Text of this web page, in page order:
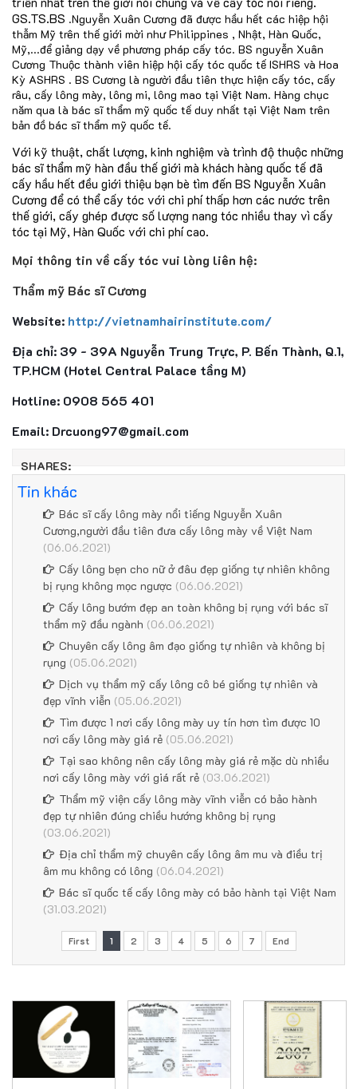
GS.TS.BS .Nguyễn Xuân Cương đã được hầu hết các hiệp hội
thẫm Mỹ trên thế giới mời như Philippines , Nhật, Hàn Quốc,
Mỹ,...để giảng dạy về phương pháp cấy tóc. BS nguyễn Xuân
Cương Thuộc thành viên hiệp hội cấy tóc quốc tế ISHRS và Hoa
Kỳ ASHRS . BS Cương là người đầu tiên thực hiện cấy tóc, cấy
râu, cấy lông mày, lông mi, lông mao tại Việt Nam. Hàng chục
năm qua là bác sĩ thẩm mỹ quốc tế duy nhất tại Việt Nam trên
bản đồ bác sĩ thẩm mỹ quốc tế.
Với kỹ thuật, chất lượng, kinh nghiệm và trình độ thuộc những
bác sĩ thẩm mỹ hàn đầu thế giới mà khách hàng quốc tế đã
cấy hầu hết đều giới thiệu bạn bè tìm đến BS Nguyễn Xuân
Cương để có thể cấy tóc với chi phí thấp hơn các nước trên
thế giới, cấy ghép được số lượng nang tóc nhiều thay vì cấy
tóc tại Mỹ, Hàn Quốc với chi phí cao.
Mọi thông tin về cấy tóc vui lòng liên hệ:
Thẩm mỹ Bác sĩ Cương
Website: http://vietnamhairinstitute.com/
Địa chỉ: 39 - 39A Nguyễn Trung Trực, P. Bến Thành, Q.1,
TP.HCM (Hotel Central Palace tầng M)
Hotline: 0908 565 401
Email: Drcuong97@gmail.com
SHARES:
Tin khác
Bác sĩ cấy lông mày nổi tiếng Nguyễn Xuân
Cương,người đầu tiên đưa cấy lông mày về Việt Nam
(06.06.2021)
Cấy lông bẹn cho nữ ở đâu đẹp giống tự nhiên không
bị rụng không mọc ngược (06.06.2021)
Cấy lông bướm đẹp an toàn không bị rụng với bác sĩ
thẩm mỹ đầu ngành (06.06.2021)
Chuyên cấy lông âm đạo giống tự nhiên và không bị
rụng (05.06.2021)
Dịch vụ thẩm mỹ cấy lông cô bé giống tự nhiên và
đẹp vĩnh viễn (05.06.2021)
Tìm được 1 nơi cấy lông mày uy tín hơn tìm được 10
nơi cấy lông mày giá rẻ (05.06.2021)
Tại sao không nên cấy lông mày giá rẻ mặc dù nhiều
nơi cấy lông mày với giá rất rẻ (03.06.2021)
Thẩm mỹ viện cấy lông mày vĩnh viễn có bảo hành
đẹp tự nhiên đúng chiều hướng không bị rụng
(03.06.2021)
Địa chỉ thẩm mỹ chuyên cấy lông âm mu và điều trị
âm mu không có lông (06.04.2021)
Bác sĩ quốc tế cấy lông mày có bảo hành tại Việt Nam
(31.03.2021)
First 1 2 3 4 5 6 7 End